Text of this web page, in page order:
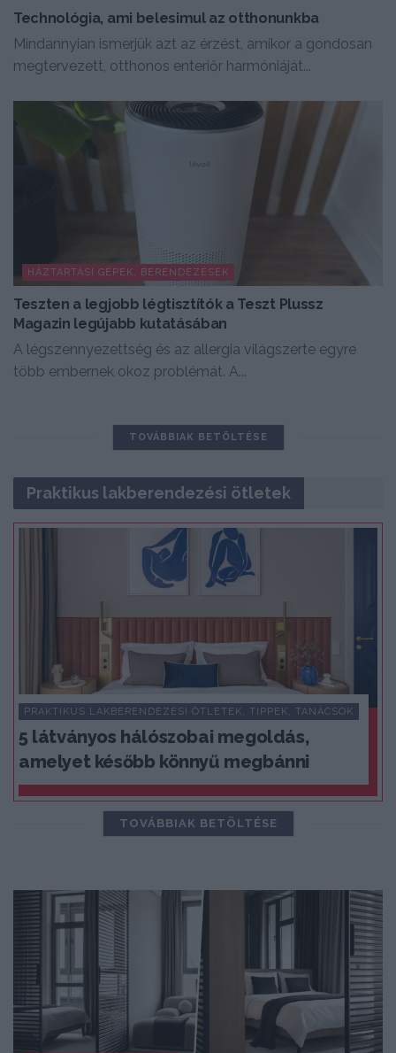
Technológia, ami belesimul az otthonunkba
Mindannyian ismerjük azt az érzést, amikor a gondosan
megtervezett, otthonos enteriőr harmóniáját...
HÁZTARTÁSI GÉPEK, BERENDEZÉSEK
Teszten a legjobb légtisztítók a Teszt Plussz
Magazin legújabb kutatásában
A légszennyezettség és az allergia világszerte egyre
több embernek okoz problémát. A...
TOVÁBBIAK BETÖLTÉSE
Praktikus lakberendezési ötletek
PRAKTIKUS LAKBERENDEZÉSI ÖTLETEK, TIPPEK, TANÁCSOK
5 látványos hálószobai megoldás,
amelyet később könnyű megbánni
TOVÁBBIAK BETÖLTÉSE